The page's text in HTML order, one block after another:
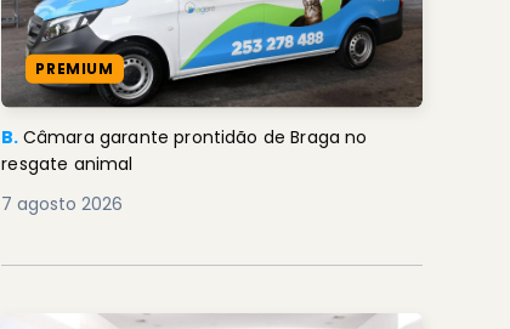
PREMIUM
B. Câmara garante prontidão de Braga no
resgate animal
7 agosto 2026